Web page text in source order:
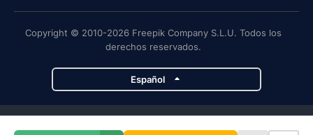
Copyright © 2010-2026 Freepik Company S.L.U. Todos los
derechos reservados.
Español